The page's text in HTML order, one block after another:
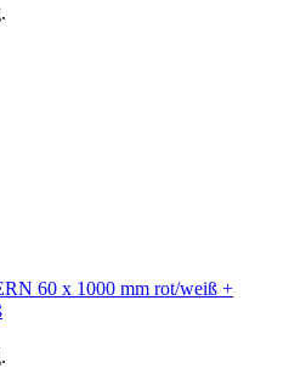
60 x 1000 mm rot/weiß +